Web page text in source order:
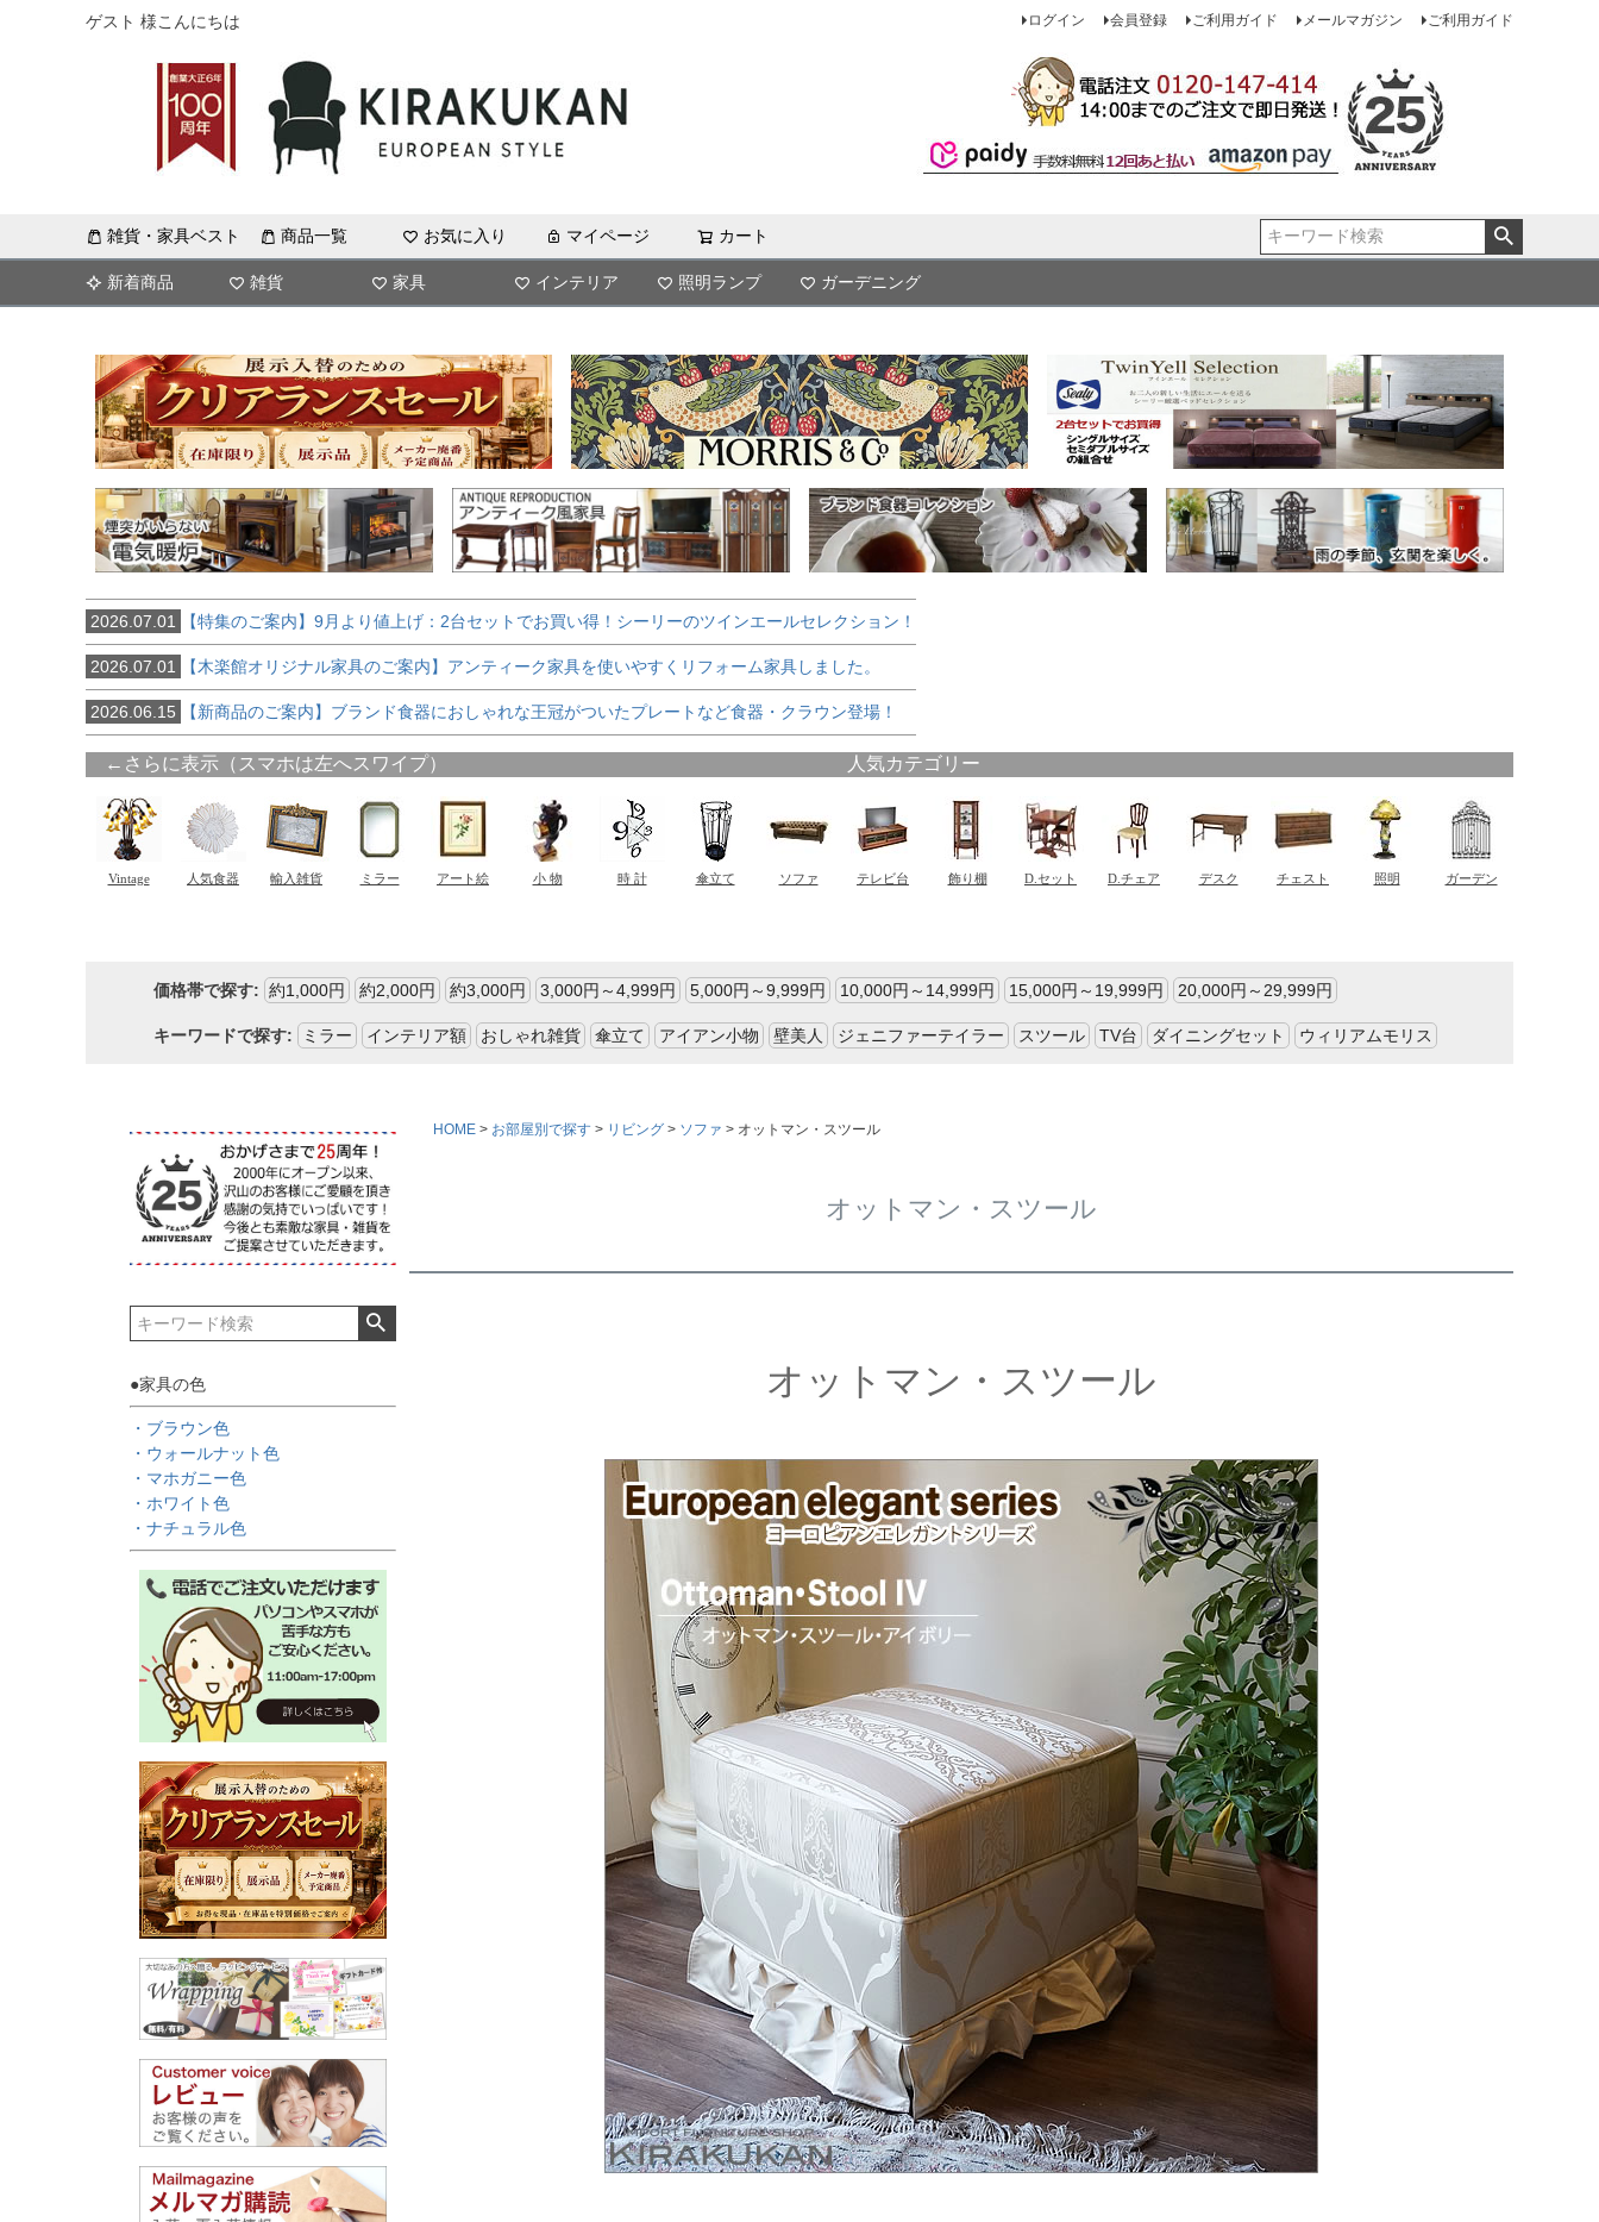
ゲスト 様こんにちは ログイン 会員登録 ご利用ガイド メールマガジン ご利用ガイド
雑貨・家具ベスト 商品一覧 お気に入り マイページ カート
新着商品 雑貨 家具 インテリア 照明ランプ ガーデニング
2026.07.01 【特集のご案内】9月より値上げ：2台セットでお買い得！シーリーのツインエールセレクション！
2026.07.01 【木楽館オリジナル家具のご案内】アンティーク家具を使いやすくリフォーム家具しました。
2026.06.15 【新商品のご案内】ブランド食器におしゃれな王冠がついたプレートなど食器・クラウン登場！
価格帯で探す: 約1,000円 約2,000円 約3,000円 3,000円～4,999円 5,000円～9,999円 10,000円～14,999円 15,000円～19,999円 20,000円～29,999円
キーワードで探す: ミラー インテリア額 おしゃれ雑貨 傘立て アイアン小物 壁美人 ジェニファーテイラー スツール TV台 ダイニングセット ウィリアムモリス
●家具の色
・ブラウン色
・ウォールナット色
・マホガニー色
・ホワイト色
・ナチュラル色
HOME お部屋別で探す リビング ソファ オットマン・スツール
オットマン・スツール
オットマン・スツール
〜
ウォールナット色
ホワイト色
ナチュラル色
シルバー・雑貨
ホワイト・雑貨
ナチュラル・雑貨
在庫なし商品
在庫なし商品を表示しない
商品番号/JANコード
バンドル販売
予約商品のみを表示
並び順